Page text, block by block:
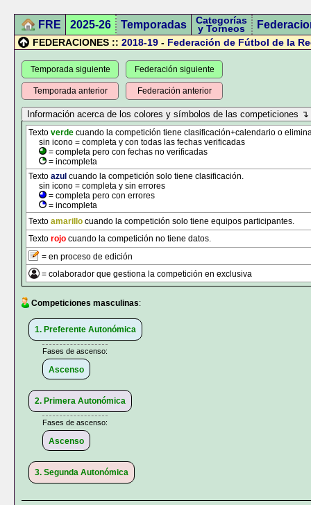
FRE 2025-26 Temporadas Categorías
y Torneos
FEDERACIONES :: 2018-19 - Federación de Fútbol de la
Temporada siguiente
Temporada anterior
Federación siguiente
Federación anterior
Texto verde cuando la competición tiene clasificación+calendario o
sin icono = completa y con todas las fechas verificadas
= completa pero con fechas no verificadas
= incompleta
Texto azul cuando la competición solo tiene clasificación.
sin icono = completa y sin errores
= completa pero con errores
= incompleta
Texto amarillo cuando la competición solo tiene equipos participantes.
Texto rojo cuando la competición no tiene datos.
= en proceso de edición
= colaborador que gestiona la competición en exclusiva
Competiciones masculinas:
1. Preferente Autonómica
Fases de ascenso:
Ascenso
2. Primera Autonómica
Fases de ascenso:
Ascenso
3. Segunda Autonómica